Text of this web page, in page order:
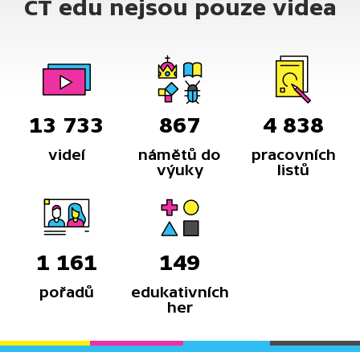
ČT edu nejsou pouze videa
13 733
videí
867
námětů do
výuky
4 838
pracovních
listů
1 161
pořadů
149
edukativních
her